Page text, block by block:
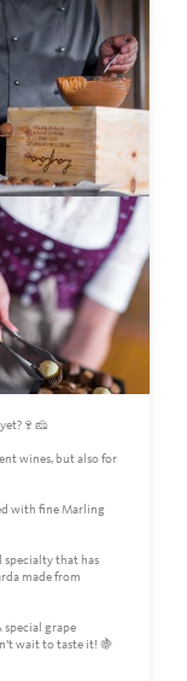
wines, but also for
with fine Marling
specialty that has
made from
special grape
wait to taste it! 🍇